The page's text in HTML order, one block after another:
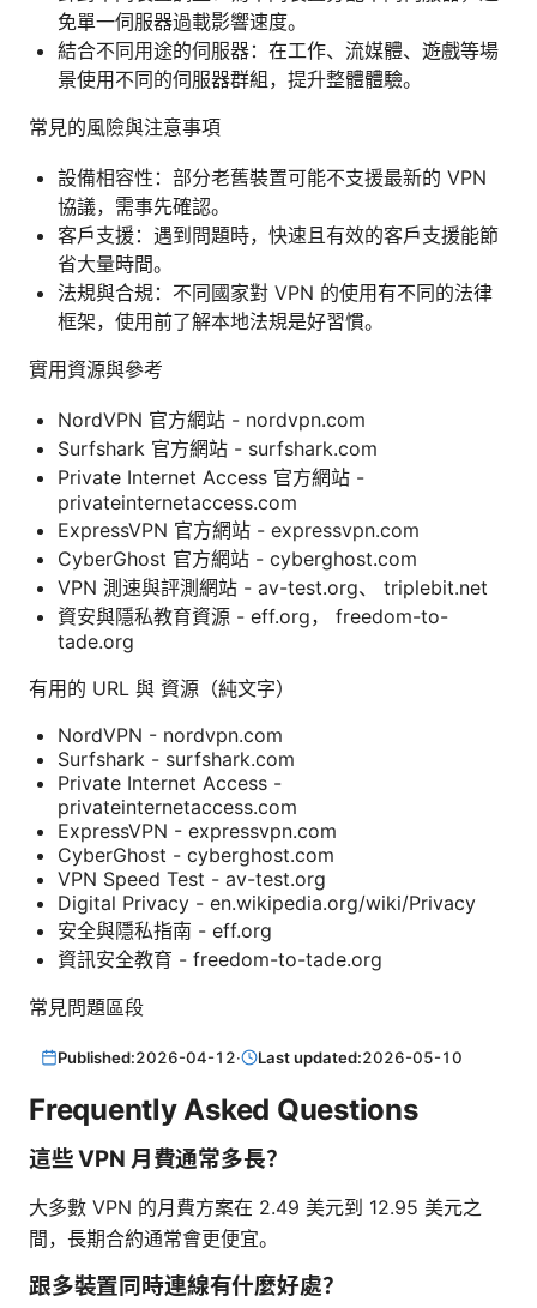
免單一伺服器過載影響速度。
結合不同用途的伺服器：在工作、流媒體、遊戲等場
景使用不同的伺服器群組，提升整體體驗。
常見的風險與注意事項
設備相容性：部分老舊裝置可能不支援最新的 VPN
協議，需事先確認。
客戶支援：遇到問題時，快速且有效的客戶支援能節
省大量時間。
法規與合規：不同國家對 VPN 的使用有不同的法律
框架，使用前了解本地法規是好習慣。
實用資源與參考
NordVPN 官方網站 - nordvpn.com
Surfshark 官方網站 - surfshark.com
Private Internet Access 官方網站 -
privateinternetaccess.com
ExpressVPN 官方網站 - expressvpn.com
CyberGhost 官方網站 - cyberghost.com
VPN 測速與評測網站 - av-test.org、 triplebit.net
資安與隱私教育資源 - eff.org， freedom-to-
tade.org
有用的 URL 與 資源（純文字）
NordVPN - nordvpn.com
Surfshark - surfshark.com
Private Internet Access -
privateinternetaccess.com
ExpressVPN - expressvpn.com
CyberGhost - cyberghost.com
VPN Speed Test - av-test.org
Digital Privacy - en.wikipedia.org/wiki/Privacy
安全與隱私指南 - eff.org
資訊安全教育 - freedom-to-tade.org
常見問題區段
Published:2026-04-12· Last updated:2026-05-10
Frequently Asked Questions
這些 VPN 月費通常多長？
大多數 VPN 的月費方案在 2.49 美元到 12.95 美元之
間，長期合約通常會更便宜。
跟多裝置同時連線有什麼好處？